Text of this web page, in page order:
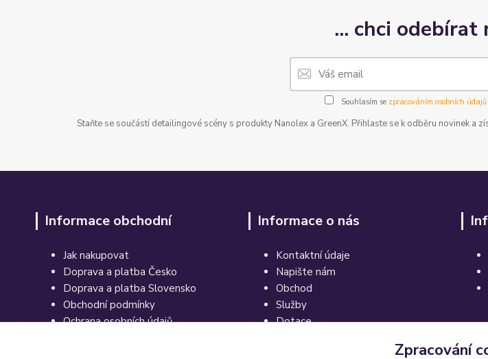
... chci
Souhlasím se zpracováním osobních údajů
Staňte se součástí detailingové scény s produkty Nanolex a GreenX. Přihlaste se k odběru novinek a
Informace obchodní
Jak nakupovat
Doprava a platba Česko
Doprava a platba Slovensko
Obchodní podmínky
Ochrana osobních údajů
Informace o nás
Kontaktní údaje
Napište nám
Obchod
Služby
Dotace
Zpracování